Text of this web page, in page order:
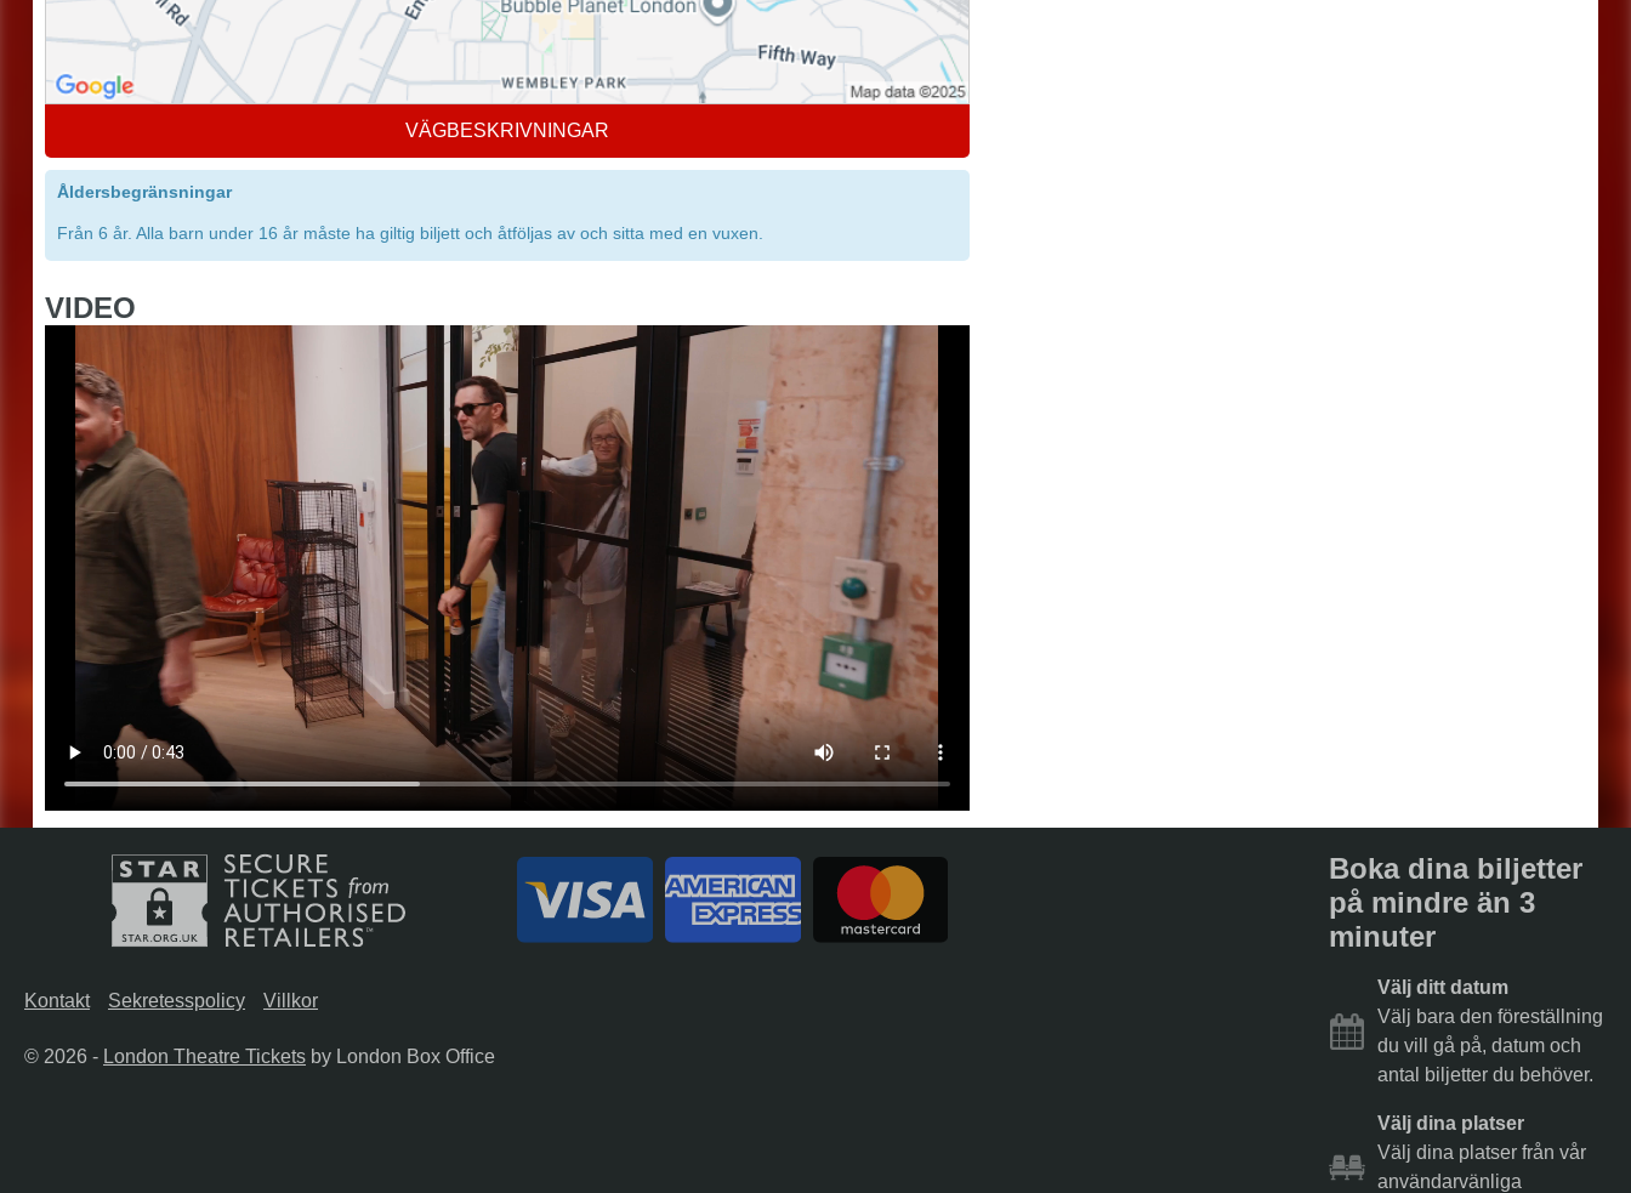
VÄGBESKRIVNINGAR
Åldersbegränsningar
Från 6 år. Alla barn under 16 år måste ha giltig biljett och åtföljas av och sitta med en vuxen.
VIDEO
Boka dina biljetter
på mindre än 3
minuter
Välj ditt datum
Välj bara den föreställning
du vill gå på, datum och
antal biljetter du behöver.
Välj dina platser
Välj dina platser från vår
användarvänliga
Kontakt Sekretesspolicy Villkor
© 2026 - London Theatre Tickets by London Box Office